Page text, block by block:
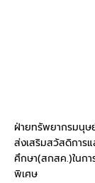
ฝ่ายทรัพยากรมนุ
ส่งเสริมสวัสดิการ
ศึกษา(สกสค.)ในก
พิเศษ